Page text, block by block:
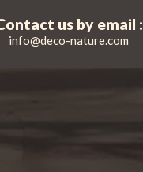
us by email :
info@deco-nature.com